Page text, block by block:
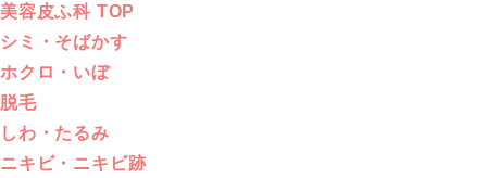
美容皮ふ科 TOP
シミ・そばかす
ホクロ・いぼ
脱毛
しわ・たるみ
ニキビ・ニキビ跡